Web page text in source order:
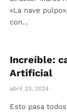
«La nave
con…
Increíble:
Artificial
abril 23, 2024
Esto pasa